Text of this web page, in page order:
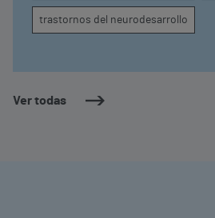
Ver todas
trastornos del neurodesarrollo